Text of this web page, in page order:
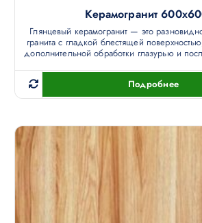
Керамогранит
Глянцевый керамогранит — это
гранита с гладкой блестящей
дополнительной обработки глазурью и
Подробнее